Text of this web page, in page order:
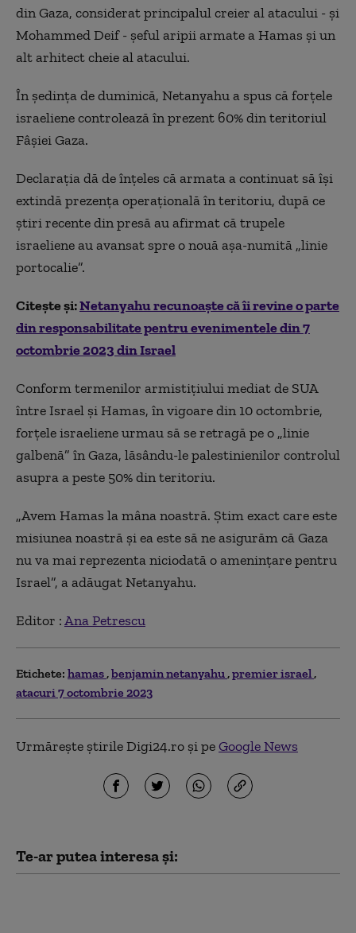
din Gaza, considerat principalul creier al atacului - şi
Mohammed Deif - şeful aripii armate a Hamas şi un
alt arhitect cheie al atacului.
În şedinţa de duminică, Netanyahu a spus că forţele
israeliene controlează în prezent 60% din teritoriul
Fâşiei Gaza.
Declaraţia dă de înţeles că armata a continuat să îşi
extindă prezenţa operaţională în teritoriu, după ce
ştiri recente din presă au afirmat că trupele
israeliene au avansat spre o nouă aşa-numită „linie
portocalie”.
Citește și:Netanyahu recunoaște că îi revine o parte
din responsabilitate pentru evenimentele din 7
octombrie 2023 din Israel
Conform termenilor armistiţiului mediat de SUA
între Israel şi Hamas, în vigoare din 10 octombrie,
forţele israeliene urmau să se retragă pe o „linie
galbenă” în Gaza, lăsându-le palestinienilor controlul
asupra a peste 50% din teritoriu.
„Avem Hamas la mâna noastră. Ştim exact care este
misiunea noastră şi ea este să ne asigurăm că Gaza
nu va mai reprezenta niciodată o ameninţare pentru
Israel”, a adăugat Netanyahu.
Editor :Ana Petrescu
Etichete: hamas benjamin netanyahu premier israel
atacuri 7 octombrie 2023
Urmărește știrile Digi24.ro și peGoogle News
Te-ar putea interesa și: